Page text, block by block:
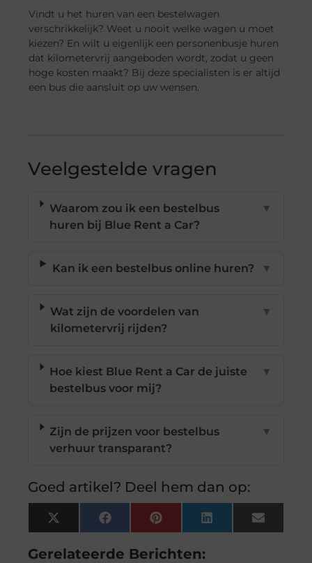
Vindt u het huren van een bestelwagen
verschrikkelijk? Weet u nooit welke wagen u moet
kiezen? En wilt u eigenlijk een personenbusje huren
dat kilometervrij aangeboden wordt, zodat u geen
hoge kosten maakt? Bij deze specialisten is er altijd
een bus die aansluit op uw wensen.
Veelgestelde vragen
Waarom zou ik een bestelbus
huren bij Blue Rent a Car?
▼
Kan ik een bestelbus online huren? ▼
Wat zijn de voordelen van
kilometervrij rijden?
▼
Hoe kiest Blue Rent a Car de juiste
bestelbus voor mij?
▼
Zijn de prijzen voor bestelbus
verhuur transparant?
▼
Goed artikel? Deel hem dan op:
X
(Twitter)
FacebookPinterestLinkedInEmail
Gerelateerde Berichten: